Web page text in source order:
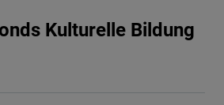
Kulturelle Bildung